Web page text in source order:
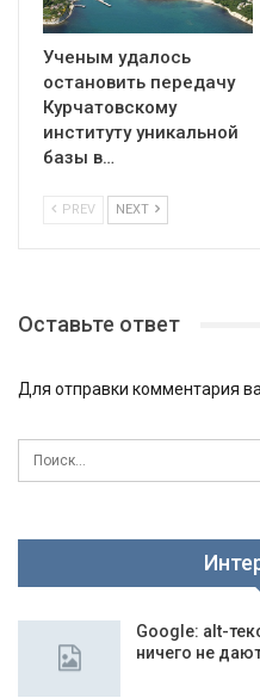
Ученым удалось
остановить передачу
Курчатовскому
институту уникальной
базы в…
PREV NEXT
Оставьте ответ
Для отправки комментария
Google: alt-
ничего не